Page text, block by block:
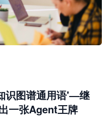
图谱通用语'—继
一张Agent王牌